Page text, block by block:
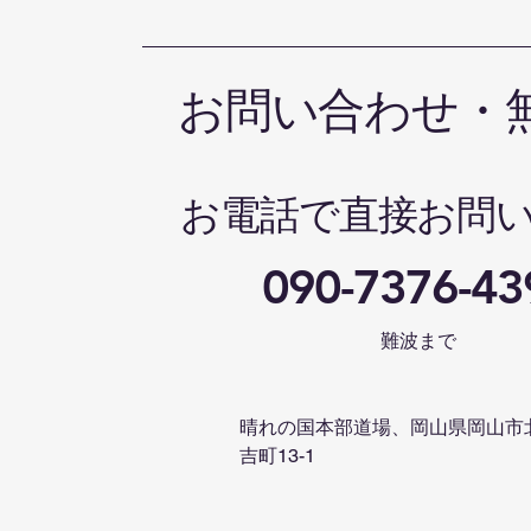
お問い合わせ・
お電話で直接お問
090-7376-
難波まで
晴れの国本部道場、岡山県岡山市
吉町13-1